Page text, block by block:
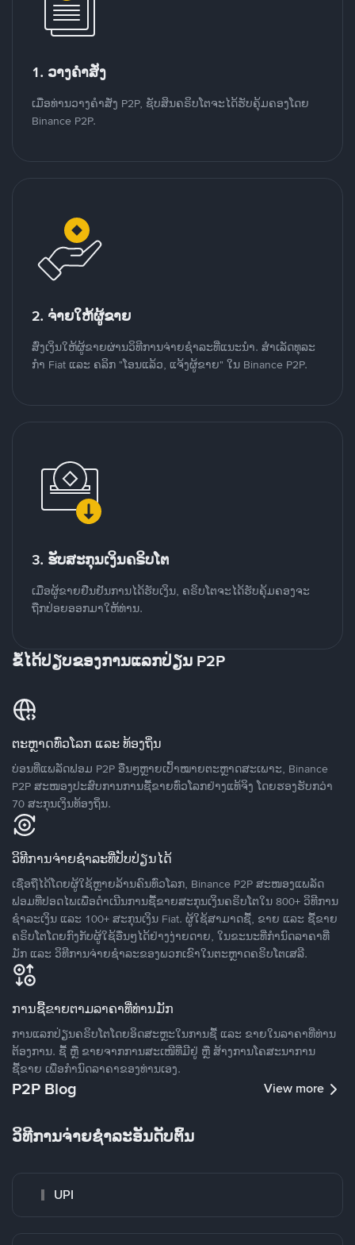
1. ວາງຄໍາສັ່ງ
ເມື່ອທ່ານວາງຄໍາສັ່ງ P2P, ຊັບສິນຄຣິບໂຕຈະໄດ້ຮັບຄຸ້ມຄອງໂດຍ
Binance P2P.
2. ຈ່າຍໃຫ້ຜູ້ຂາຍ
ສົ່ງເງິນໃຫ້ຜູ້ຂາຍຜ່ານວິທີການຈ່າຍຊຳລະທີ່ແນະນໍາ. ສໍາເລັດທຸລະ
ກໍາ Fiat ແລະ ຄລິກ "ໂອນແລ້ວ, ແຈ້ງຜູ້ຂາຍ" ໃນ Binance P2P.
3. ຮັບສະກຸນເງິນຄຣິບໂຕ
ເມື່ອຜູ້ຂາຍຢືນຢັນການໄດ້ຮັບເງິນ, ຄຣິບໂຕຈະໄດ້ຮັບຄຸ້ມຄອງຈະ
ຖືກປ່ອຍອອກມາໃຫ້ທ່ານ.
ຂໍ້ໄດ້ປຽບຂອງການແລກປ່ຽນ P2P
ຕະຫຼາດທົ່ວໂລກ ແລະ ທ້ອງຖິ່ນ
ບ່ອນທີ່ແພລັດຟອມ P2P ອື່ນໆຫຼາຍເປົ້າໝາຍຕະຫຼາດສະເພາະ, Binance
P2P ສະໜອງປະສົບການການຊື້ຂາຍທົ່ວໂລກຢ່າງແທ້ຈິງ ໂດຍຮອງຮັບກວ່າ
70 ສະກຸນເງິນທ້ອງຖິ່ນ.
ວິທີການຈ່າຍຊຳລະທີ່ປັບປ່ຽນໄດ້
ເຊື່ອຖືໄດ້ໂດຍຜູ້ໃຊ້ຫຼາຍລ້ານຄົນທົ່ວໂລກ, Binance P2P ສະໜອງແພລັດ
ຟອມທີ່ປອດໄພເພື່ອດໍາເນີນການຊື້ຂາຍສະກຸນເງິນຄຣິບໂຕໃນ 800+ ວິທີການ
ຊໍາລະເງິນ ແລະ 100+ ສະກຸນເງິນ Fiat. ຜູ້ໃຊ້ສາມາດຊື້, ຂາຍ ແລະ ຊື້ຂາຍ
ຄຣິບໂຕໂດຍກົງກັບຜູ້ໃຊ້ອື່ນໆໄດ້ຢ່າງງ່າຍດາຍ, ໃນຂະນະທີ່ກໍານົດລາຄາທີ່
ມັກ ແລະ ວິທີການຈ່າຍຊຳລະຂອງພວກເຂົາໃນຕະຫຼາດຄຣິບໂຕເສລີ.
ການຊື້ຂາຍຕາມລາຄາທີ່ທ່ານມັກ
ການແລກປ່ຽນຄຣິບໂຕໂດຍອິດສະຫຼະໃນການຊື້ ແລະ ຂາຍໃນລາຄາທີ່ທ່ານ
ຕ້ອງການ. ຊື້ ຫຼື ຂາຍຈາກການສະເໜີທີ່ມີຢູ່ ຫຼື ສ້າງການໂຄສະນາການ
ຊື້ຂາຍ ເພື່ອກໍານົດລາຄາຂອງທ່ານເອງ.
P2P Blog View more
ວິທີການຈ່າຍຊຳລະອັນດັບຕົ້ນ
UPI